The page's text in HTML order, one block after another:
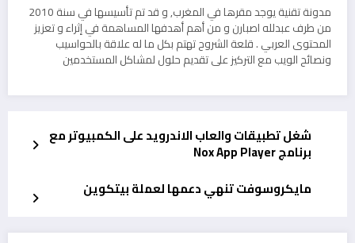
مدونة تقنية يوجد مقرها في المغرب, و قد تم تأسيسها في سنة 2010
من طرف عبدلله اصبارن و من أهم أهدفها المساهمة في إثراء و تعزيز
المحتوى العربي . قلعة الشروح تهتم بكل ما له علاقة بالحواسيب
ونصائح الويب مع التركيز على تقديم حلول لمشاكل المستخدمين
شغل تطبيقات والعاب الاندرويد على الكمبيوتر مع
برنامج Nox App Player
مايكروسوفت تنهي دعمها لعملة بيتكوين